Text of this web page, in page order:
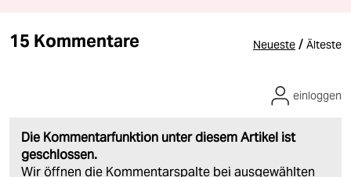
15 Kommentare Neueste / Älteste
Die Kommentarfunktion unter diesem Artikel ist
geschlossen.
Wir öffnen die Kommentarspalte bei ausgewählten
einloggen